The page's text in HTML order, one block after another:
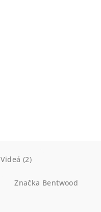
Videá (2)
Značka Bentwood